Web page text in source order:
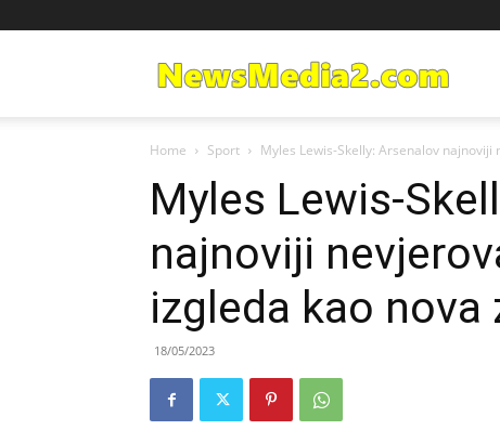
Home Sport Myles Lewis-Skelly: Arsenalov
Myles Lewis-
najnoviji
izgleda kao nova
18/05/2023